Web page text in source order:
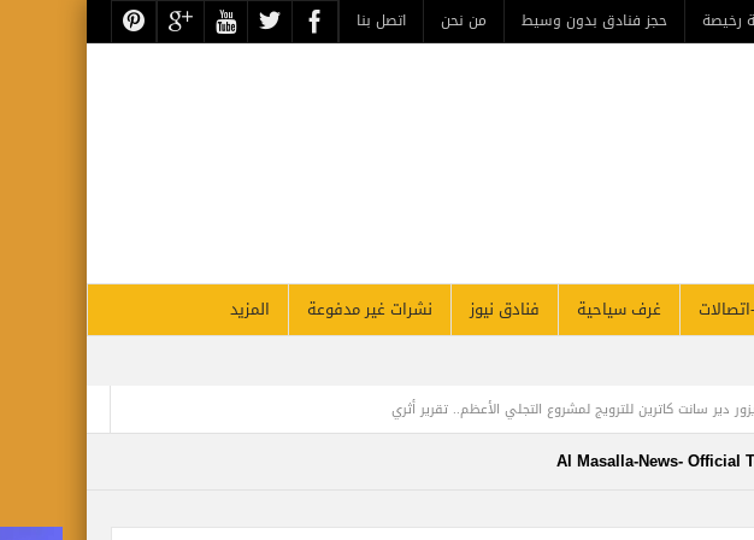
رخيصة حجز فنادق بدون وسيط من نحن اتصل بنا
غرف سياحية فنادق نيوز نشرات غير مدفوعة
المزيد
دير سانت كاترين للترويج لمشروع التجلي الأعظم.. تقرير أثري
Al Masalla-News- Official